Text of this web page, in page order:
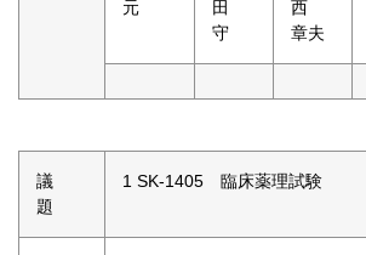
元
田
守
西
章夫
議
題
1 SK-1405 臨床薬理試験